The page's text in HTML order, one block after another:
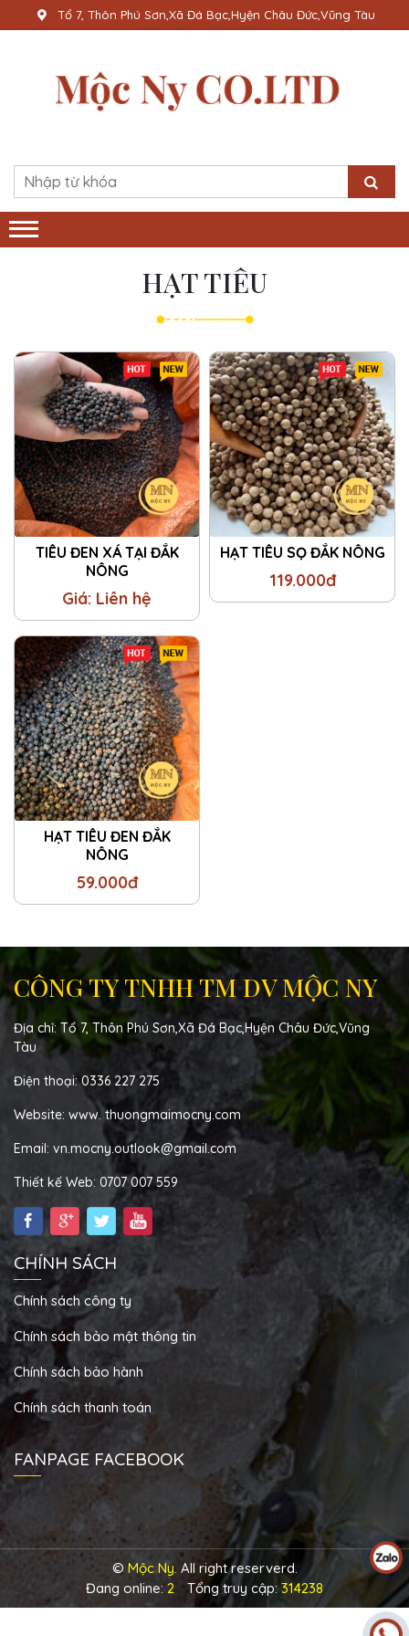
Tổ 7, Thôn Phú Sơn,Xã Đá Bạc,Hyện Châu Đức,Vũng Tàu
HẠT TIÊU
TIÊU ĐEN XÁ TẠI ĐẮK
NÔNG
Giá: Liên hệ
Hot New
HẠT TIÊU SỌ ĐẮK NÔNG
119.000đ
Hot New
HẠT TIÊU ĐEN ĐẮK
NÔNG
59.000đ
Hot New
CÔNG TY TNHH TM DV MỘC NY
Địa chỉ: Tổ 7, Thôn Phú Sơn,Xã Đá Bạc,Hyện Châu Đức,Vũng
Tàu
Điện thoại: 0336 227 275
Website: www. thuongmaimocny.com
Email: vn.mocny.outlook@gmail.com
Thiết kế Web: 0707 007 559
CHÍNH SÁCH
Chính sách công ty
Chính sách bảo mật thông tin
Chính sách bảo hành
Chính sách thanh toán
FANPAGE FACEBOOK
© Mộc Ny. All right reserverd.
Đang online: 2 Tổng truy cập:314238